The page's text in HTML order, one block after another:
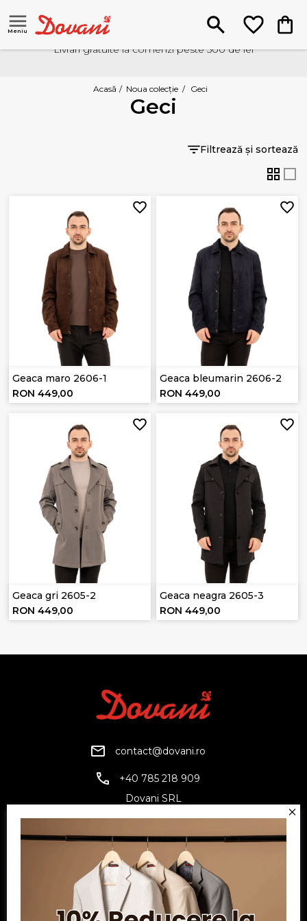
Meniu
Livrari gratuite la comenzi peste 500 de lei
Acasă / Noua colecție / Geci
Geci
Filtrează și sortează
Geaca maro 2606-1
RON 449,00
Geaca bleumarin 2606-2
RON 449,00
Geaca gri 2605-2
RON 449,00
Geaca neagra 2605-3
RON 449,00
contact@dovani.ro
+40 785 218 909
Dovani SRL
Facebook
TwitterYouTube
Informatii